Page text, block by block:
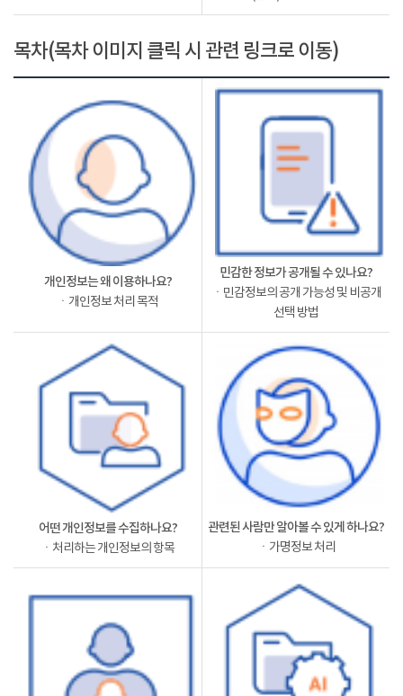
목차(목차 이미지 클릭 시 관련 링크로 이동)
개인정보는 왜 이용하나요?
ㆍ개인정보 처리 목적
민감한 정보가 공개될 수 있나요?
ㆍ민감정보의 공개 가능성 및 비공개
선택 방법
어떤 개인정보를 수집하나요?
ㆍ처리하는 개인정보의 항목
관련된 사람만 알아볼 수 있게 하나요?
ㆍ가명정보 처리